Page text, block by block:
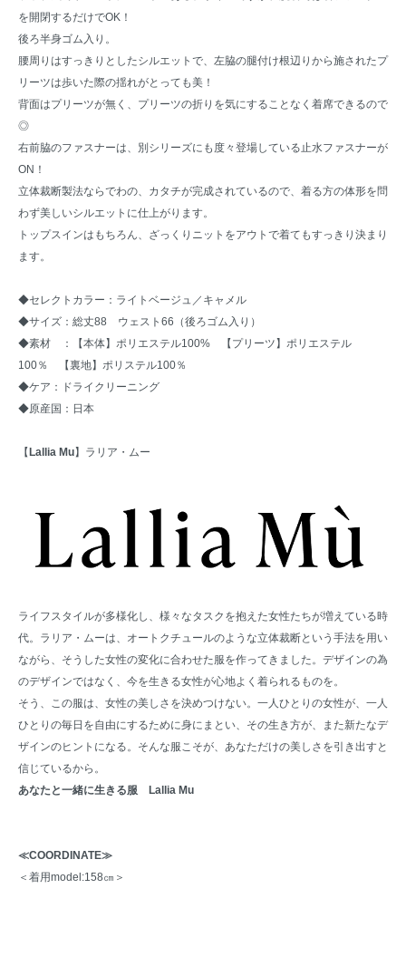
を開閉するだけでOK！
後ろ半身ゴム入り。
腰周りはすっきりとしたシルエットで、左脇の腿付け根辺りから施されたプ
リーツは歩いた際の揺れがとっても美！
背面はプリーツが無く、プリーツの折りを気にすることなく着席できるので
◎
右前脇のファスナーは、別シリーズにも度々登場している止水ファスナーが
ON！
立体裁断製法ならでわの、カタチが完成されているので、着る方の体形を問
わず美しいシルエットに仕上がります。
トップスインはもちろん、ざっくりニットをアウトで着てもすっきり決まり
ます。
◆セレクトカラー：ライトベージュ／キャメル
◆サイズ：総丈88 ウェスト66（後ろゴム入り）
◆素材 ：【本体】ポリエステル100% 【プリーツ】ポリエステル
100％ 【裏地】ポリステル100％
◆ケア：ドライクリーニング
◆原産国：日本
【 Lallia Mu】ラリア・ムー
ライフスタイルが多様化し、様々なタスクを抱えた女性たちが増えている時
代。ラリア・ムーは、オートクチュールのような立体裁断という手法を用い
ながら、そうした女性の変化に合わせた服を作ってきました。デザインの為
のデザインではなく、今を生きる女性が心地よく着られるものを。
そう、この服は、女性の美しさを決めつけない。一人ひとりの女性が、一人
ひとりの毎日を自由にするために身にまとい、その生き方が、また新たなデ
ザインのヒントになる。そんな服こそが、あなただけの美しさを引き出すと
信じているから。
あなたと一緒に生きる服 Lallia Mu
≪COORDINATE≫
＜着用model:158㎝＞